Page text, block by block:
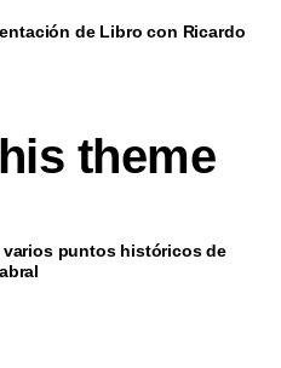
de Libro con Ricardo
theme
varios puntos históricos de